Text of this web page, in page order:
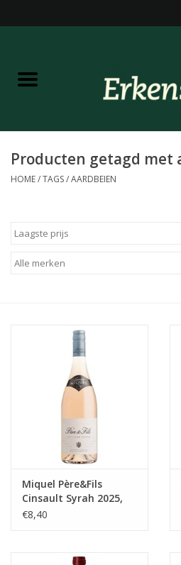
Home
Barneveldse specialiteiten
Masterclasses & Proeverijen
Wijnglazen - openers -karaffen
Producten getagd met
HOME/TAGS/AARDBEIEN
Miquel Père&Fils
Cinsault Syrah 2025,
Pays d'Oc
€8,40